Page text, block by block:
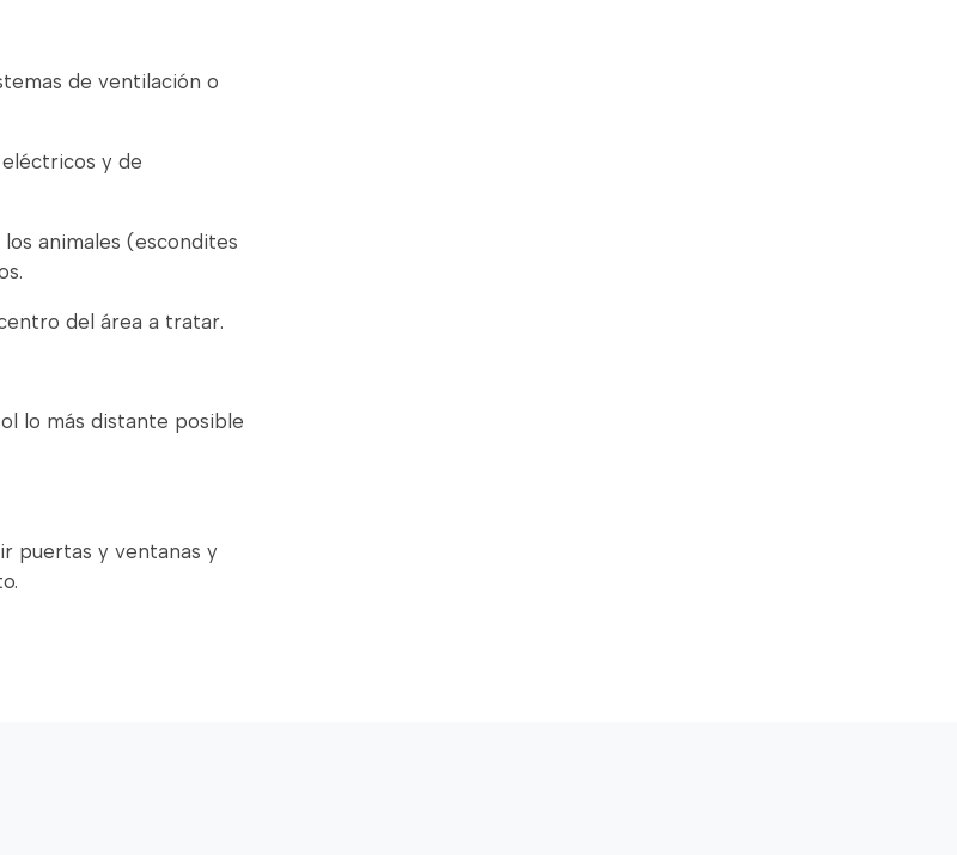
de ventilación o
y de
animales (escondites
del área a tratar.
lo más distante posible
puertas y ventanas y